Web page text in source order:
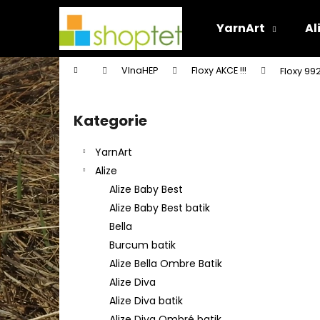
YarnArt
Domů VlnaHEP Floxy AKCE !!! Floxy
P
o
s
t
r
a
n
n
í
p
a
n
Přeskočit
kategorie
Kategorie
YarnArt
Alize
Alize Baby Best
Alize Baby Best batik
Bella
Burcum batik
Alize Bella Ombre Batik
Alize Diva
Alize Diva batik
í
k
Zpět
do
obchodu
Zpět
do
obchodu